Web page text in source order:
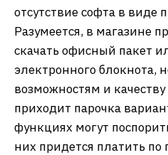
отсутствие софта в виде
Разумеется, в магазине
скачать офисный пакет
электронного блокнота,
возможностям и
приходит парочка
функциях могут
них придется платить